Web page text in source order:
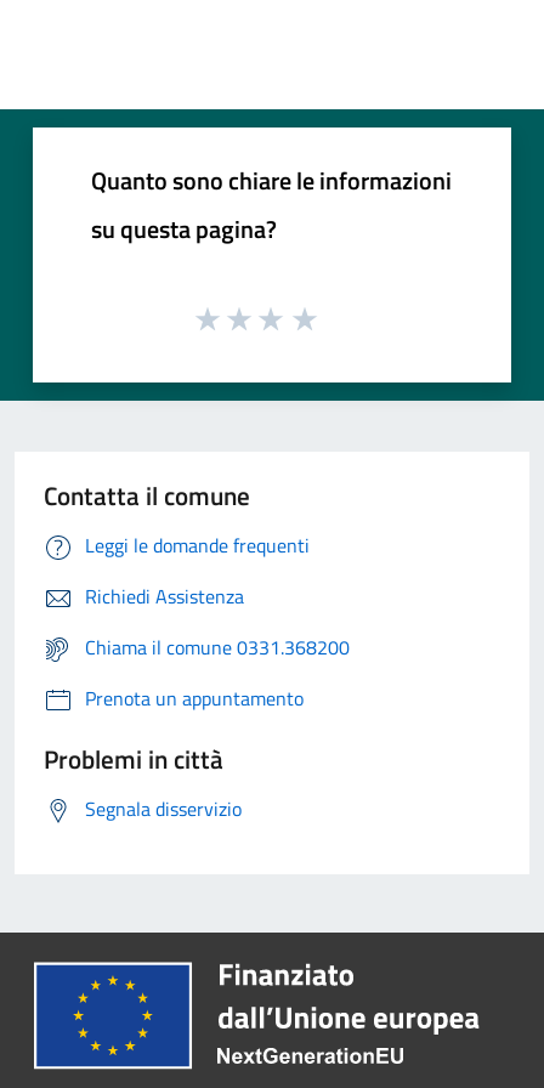
Quanto sono chiare le informazioni
su questa pagina?
Contatta il comune
Leggi le domande frequenti
Richiedi Assistenza
Chiama il comune 0331.368200
Prenota un appuntamento
Problemi in città
Segnala disservizio